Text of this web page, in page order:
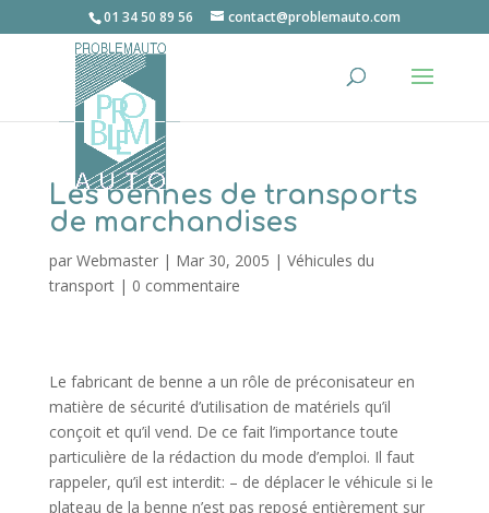
01 34 50 89 56 contact@problemauto.com
Les bennes de transports
de marchandises
par Webmaster| Mar 30, 2005 | Véhicules du
transport| 0 commentaire
Le fabricant de benne a un rôle de préconisateur en
matière de sécurité d’utilisation de matériels qu’il
conçoit et qu’il vend. De ce fait l’importance toute
particulière de la rédaction du mode d’emploi. Il faut
rappeler, qu’il est interdit: – de déplacer le véhicule si le
plateau de la benne n’est pas reposé entièrement sur